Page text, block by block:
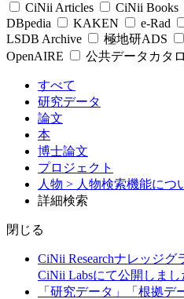
CiNii Articles
CiNii Books
DBpedia
KAKEN e-Rad
LSDB Archive
極地研ADS
OpenAIRE
公共データカタ
すべて
研究データ
論文
本
博士論文
プロジェクト
人物 > 人物検索機能につ
詳細検索
閉じる
CiNii Researchナレッジ
CiNii Labsにて公開しまし
「研究データ」「根拠デ